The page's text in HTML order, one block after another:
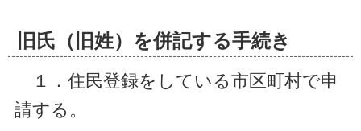
旧氏（旧姓）を併記する手続き
１．住民登録をしている市区町村で申
請する。